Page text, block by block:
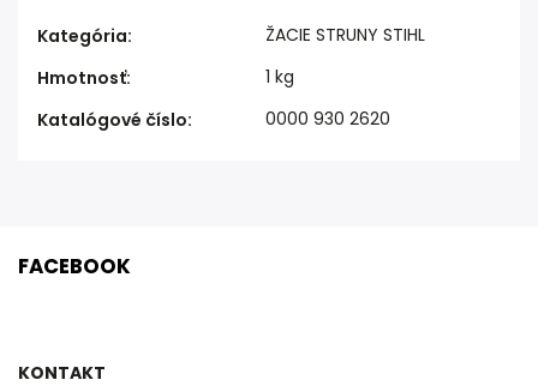
Kategória:
ŽACIE STRUNY STIHL
Hmotnosť:
1 kg
Katalógové číslo: 0000 930 2620
FACEBOOK
KONTAKT